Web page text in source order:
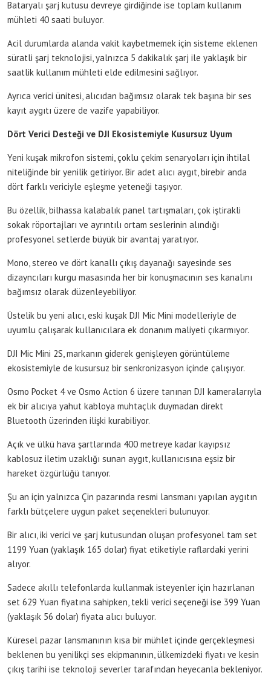
Bataryalı şarj kutusu devreye girdiğinde ise toplam kullanım
mühleti 40 saati buluyor.
Acil durumlarda alanda vakit kaybetmemek için sisteme eklenen
süratli şarj teknolojisi, yalnızca 5 dakikalık şarj ile yaklaşık bir
saatlik kullanım mühleti elde edilmesini sağlıyor.
Ayrıca verici ünitesi, alıcıdan bağımsız olarak tek başına bir ses
kayıt aygıtı üzere de vazife yapabiliyor.
Dört Verici Desteği ve DJI Ekosistemiyle Kusursuz Uyum
Yeni kuşak mikrofon sistemi, çoklu çekim senaryoları için ihtilal
niteliğinde bir yenilik getiriyor. Bir adet alıcı aygıt, birebir anda
dört farklı vericiyle eşleşme yeteneği taşıyor.
Bu özellik, bilhassa kalabalık panel tartışmaları, çok iştirakli
sokak röportajları ve ayrıntılı ortam seslerinin alındığı
profesyonel setlerde büyük bir avantaj yaratıyor.
Mono, stereo ve dört kanallı çıkış dayanağı sayesinde ses
dizayncıları kurgu masasında her bir konuşmacının ses kanalını
bağımsız olarak düzenleyebiliyor.
Üstelik bu yeni alıcı, eski kuşak DJI Mic Mini modelleriyle de
uyumlu çalışarak kullanıcılara ek donanım maliyeti çıkarmıyor.
DJI Mic Mini 2S, markanın giderek genişleyen görüntüleme
ekosistemiyle de kusursuz bir senkronizasyon içinde çalışıyor.
Osmo Pocket 4 ve Osmo Action 6 üzere tanınan DJI kameralarıyla
ek bir alıcıya yahut kabloya muhtaçlık duymadan direkt
Bluetooth üzerinden ilişki kurabiliyor.
Açık ve ülkü hava şartlarında 400 metreye kadar kayıpsız
kablosuz iletim uzaklığı sunan aygıt, kullanıcısına eşsiz bir
hareket özgürlüğü tanıyor.
Şu an için yalnızca Çin pazarında resmi lansmanı yapılan aygıtın
farklı bütçelere uygun paket seçenekleri bulunuyor.
Bir alıcı, iki verici ve şarj kutusundan oluşan profesyonel tam set
1199 Yuan (yaklaşık 165 dolar) fiyat etiketiyle raflardaki yerini
alıyor.
Sadece akıllı telefonlarda kullanmak isteyenler için hazırlanan
set 629 Yuan fiyatına sahipken, tekli verici seçeneği ise 399 Yuan
(yaklaşık 56 dolar) fiyata alıcı buluyor.
Küresel pazar lansmanının kısa bir mühlet içinde gerçekleşmesi
beklenen bu yenilikçi ses ekipmanının, ülkemizdeki fiyatı ve kesin
çıkış tarihi ise teknoloji severler tarafından heyecanla bekleniyor.